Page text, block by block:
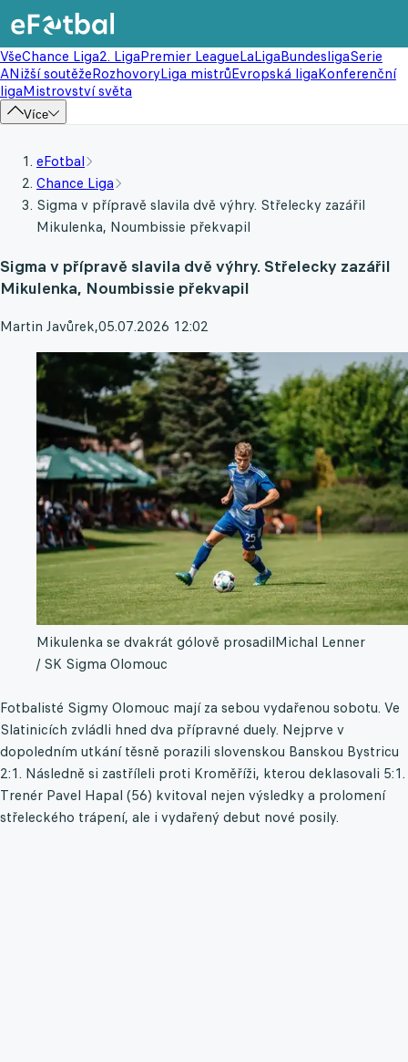
VšeChance Liga2. LigaPremier LeagueLaLigaBundesligaSerie
ANižší soutěžeRozhovoryLiga mistrůEvropská ligaKonferenční
ligaMistrovství světa
Více
eFotbal
Chance Liga
Sigma v přípravě slavila dvě výhry. Střelecky zazářil
Mikulenka, Noumbissie překvapil
Sigma v přípravě slavila dvě výhry. Střelecky zazářil
Mikulenka, Noumbissie překvapil
Martin Javůrek,05.07.2026 12:02
Mikulenka se dvakrát gólově prosadilMichal Lenner
/ SK Sigma Olomouc
Fotbalisté Sigmy Olomouc mají za sebou vydařenou sobotu. Ve
Slatinicích zvládli hned dva přípravné duely. Nejprve v
dopoledním utkání těsně porazili slovenskou Banskou Bystricu
2:1. Následně si zastříleli proti Kroměříži, kterou deklasovali 5:1.
Trenér Pavel Hapal (56) kvitoval nejen výsledky a prolomení
střeleckého trápení, ale i vydařený debut nové posily.